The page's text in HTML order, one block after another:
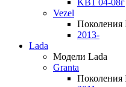
KB1 04-08г
Vezel
Поколения
2013-
Lada
Модели Lada
Granta
Поколения